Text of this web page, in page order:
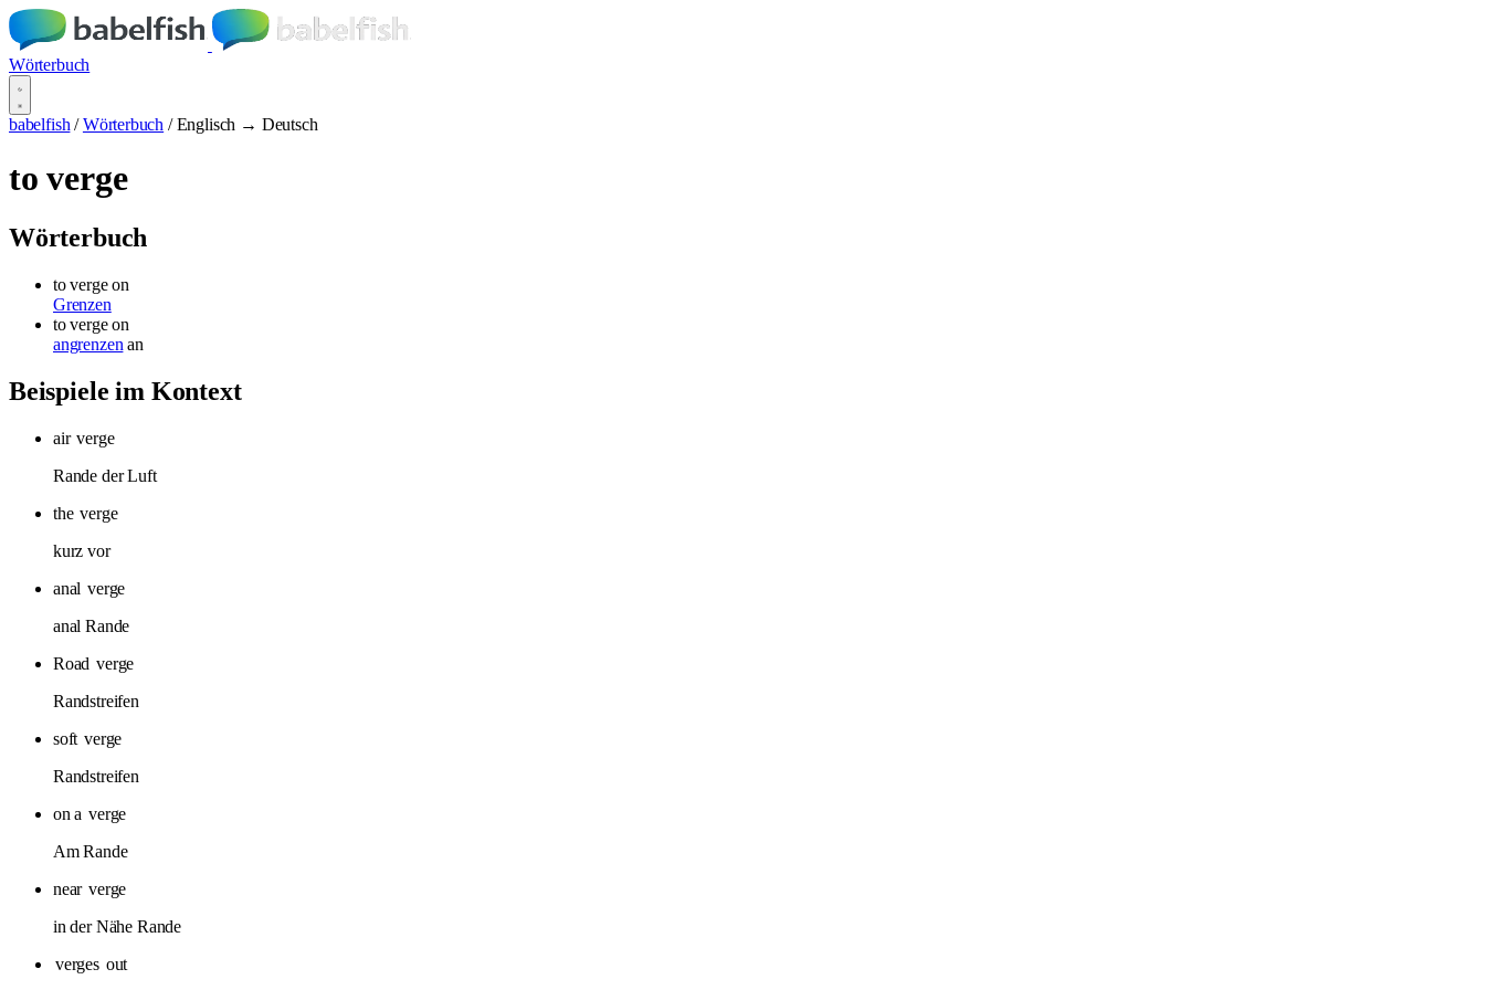
Wörterbuch
babelfish / Wörterbuch / Englisch → Deutsch
to verge
Wörterbuch
to verge on
Grenzen
to verge on
angrenzen an
Beispiele im Kontext
air verge
Rande der Luft
the verge
kurz vor
anal verge
anal Rande
Road verge
Randstreifen
soft verge
Randstreifen
on a verge
Am Rande
near verge
in der Nähe Rande
verges out